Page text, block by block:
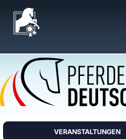
VERANSTALTUNGEN